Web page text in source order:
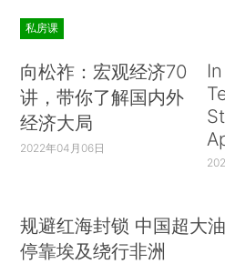
私房课
向松祚：宏观经济70
讲，带你了解国内外
经济大局
2022年04月06日
规避红海封锁 中国超大
停靠埃及绕行非洲